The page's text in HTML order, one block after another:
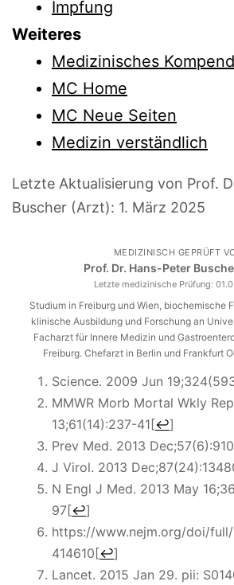
Impfung
Weiteres
Medizinisches
MC Home
MC Neue Seiten
Medizin verständlich
Letzte Aktualisierung von Prof.
Buscher (Arzt): 1. März 2025
MEDIZINISCH GEPRÜFT
Prof. Dr. Hans-Peter
Letzte medizinische Prüfung:
Studium in Freiburg und Wien, biochemische
klinische Ausbildung und Forschung an
Facharzt für Innere Medizin und
Freiburg. Chefarzt in Berlin und Frankfurt
Science. 2009 Jun
MMWR Morb Mortal Wkly
13;61(14):237-41[↩]
Prev Med. 2013
J Virol. 2013
N Engl J Med. 2013 May
97[↩]
https://www.nejm.org/doi/full/
414610[↩]
Lancet. 2015 Jan 29. pii: